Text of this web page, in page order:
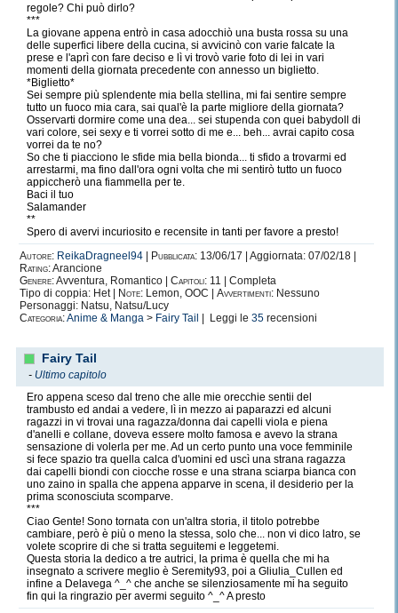
regole? Chi può dirlo?
***
La giovane appena entrò in casa adocchiò una busta rossa su una
delle superfici libere della cucina, si avvicinò con varie falcate la
prese e l'aprì con fare deciso e lì vi trovò varie foto di lei in vari
momenti della giornata precedente con annesso un biglietto.
*Biglietto*
Sei sempre più splendente mia bella stellina, mi fai sentire sempre
tutto un fuoco mia cara, sai qual'è la parte migliore della giornata?
Osservarti dormire come una dea... sei stupenda con quei babydoll di
vari colore, sei sexy e ti vorrei sotto di me e... beh... avrai capito cosa
vorrei da te no?
So che ti piacciono le sfide mia bella bionda... ti sfido a trovarmi ed
arrestarmi, ma fino dall'ora ogni volta che mi sentirò tutto un fuoco
appiccherò una fiammella per te.
Baci il tuo
Salamander
**
Spero di avervi incuriosito e recensite in tanti per favore a presto!
Autore: ReikaDragneel94 Pubblicata: 13/06/17 | Aggiornata: 07/02/18 |
Rating:Arancione
Genere:Avventura, Romantico | Capitoli: 11 | Completa
Tipo di coppia: Het |
Note: Lemon, OOC | Avvertimenti: Nessuno
Personaggi: Natsu, Natsu/Lucy
Categoria:Anime & Manga > Fairy Tail | Leggi le 35 recensioni
Fairy Tail
- Ultimo capitolo
Ero appena sceso dal treno che alle mie orecchie sentii del
trambusto ed andai a vedere, lì in mezzo ai paparazzi ed alcuni
ragazzi in vi trovai una ragazza/donna dai capelli viola e piena
d'anelli e collane, doveva essere molto famosa e avevo la strana
sensazione di volerla per me. Ad un certo punto una voce femminile
si fece spazio tra quella calca d'uomini ed uscì una strana ragazza
dai capelli biondi con ciocche rosse e una strana sciarpa bianca con
uno zaino in spalla che appena apparve in scena, il desiderio per la
prima sconosciuta scomparve.
***
Ciao Gente! Sono tornata con un'altra storia, il titolo potrebbe
cambiare, però è più o meno la stessa, solo che... non vi dico latro, se
volete scoprire di che si tratta seguitemi e leggetemi.
Questa storia la dedico a tre autrici, la prima è quella che mi ha
insegnato a scrivere meglio è Seremity93, poi a Gliulia_Cullen ed
infine a Delavega ^_^ che anche se silenziosamente mi ha seguito
fin qui la ringrazio per avermi seguito ^_^ A presto